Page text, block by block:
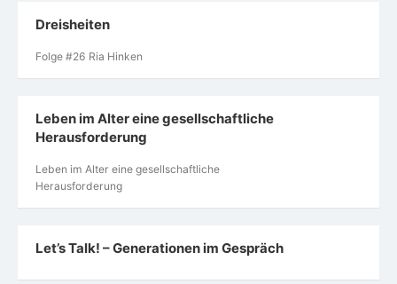
Dreisheiten
Folge #26 Ria Hinken
Leben im Alter eine gesellschaftliche
Herausforderung
Leben im Alter eine gesellschaftliche
Herausforderung
Let’s Talk! – Generationen im Gespräch